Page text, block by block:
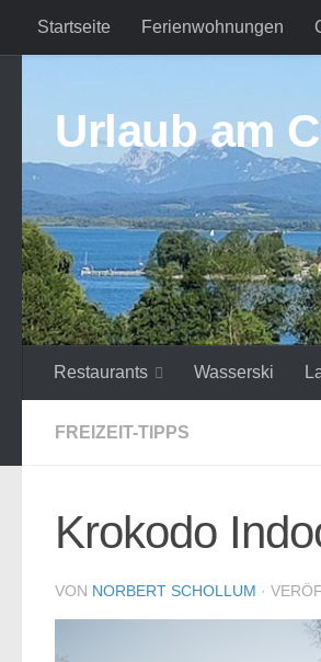
Zum Inhalt springen
Startseite Ferienwohnungen
Urlaub am
Restaurants Wasserski
FREIZEIT-TIPPS
Krokodo
VON NORBERT SCHOLLUM ·